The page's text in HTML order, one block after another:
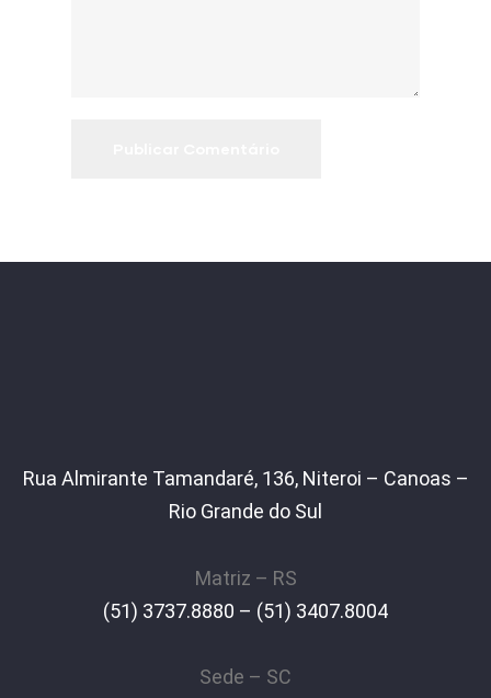
Rua Almirante Tamandaré, 136, Niteroi – Canoas –
Rio Grande do Sul
Matriz – RS
(51) 3737.8880 – (51) 3407.8004
Sede – SC